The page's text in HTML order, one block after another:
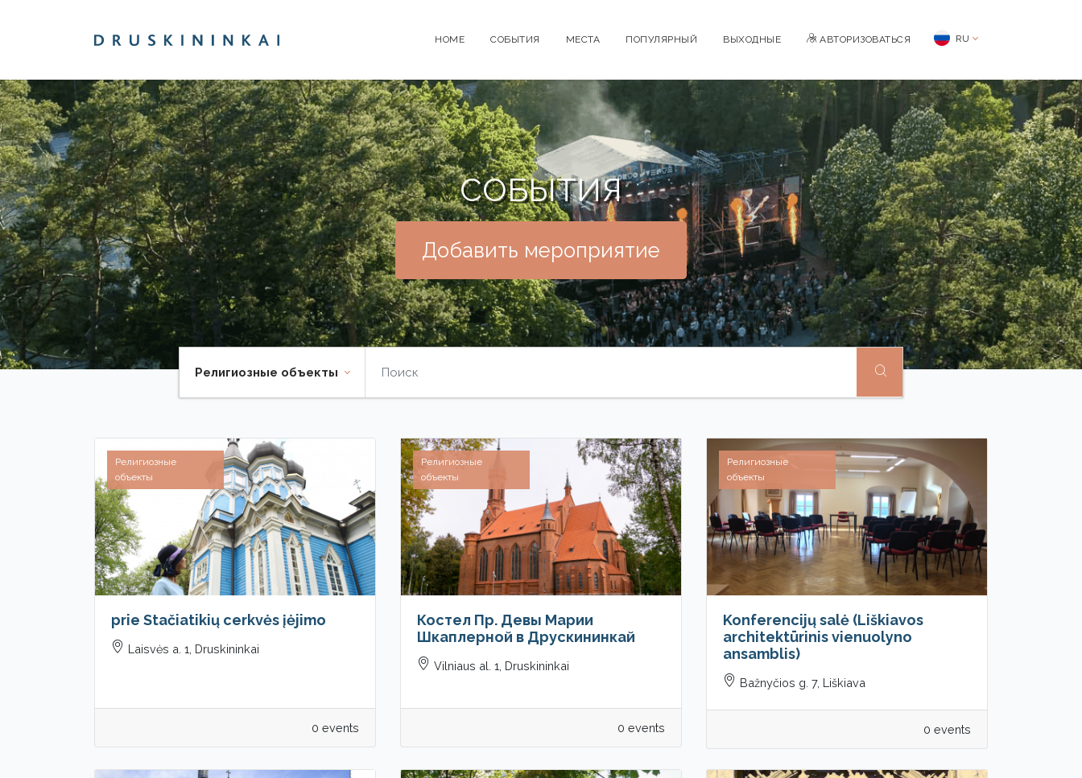
HOME СОБЫТИЯ МЕСТА ПОПУЛЯРНЫЙ BЫХОДНЫЕ АВТОРИЗОВАТЬСЯ RU
СОБЫТИЯ
Добавить мероприятие
Религиозные объекты
Религиозные
объекты
prie Stačiatikių cerkvės įėjimo
Laisvės a. 1, Druskininkai
0 events
Религиозные
объекты
Костел Пр. Девы Марии
Шкаплерной в Друскининкай
Vilniaus al. 1, Druskininkai
0 events
Религиозные
объекты
Konferencijų salė (Liškiavos
architektūrinis vienuolyno
ansamblis)
Bažnyčios g. 7, Liškiava
0 events